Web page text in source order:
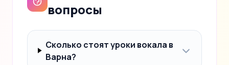
вопросы
Сколько стоят уроки вокала в
Варна?